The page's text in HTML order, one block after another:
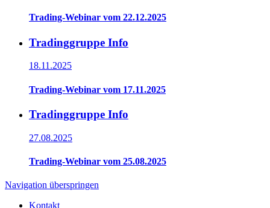
Trading-Webinar vom 22.12.2025
Tradinggruppe Info
18.11.2025
Trading-Webinar vom 17.11.2025
Tradinggruppe Info
27.08.2025
Trading-Webinar vom 25.08.2025
Navigation überspringen
Kontakt